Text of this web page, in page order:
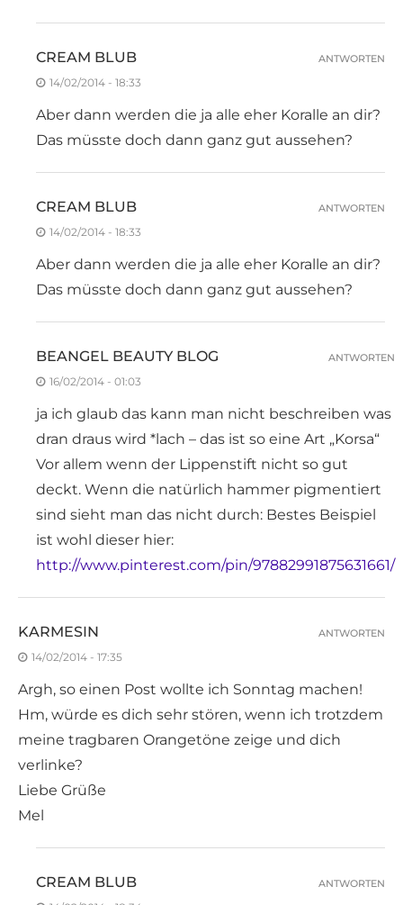
CREAM BLUB
14/02/2014 - 18:33
Aber dann werden die ja alle eher Koralle an dir?
Das müsste doch dann ganz gut aussehen?
ANTWORTEN
CREAM BLUB
14/02/2014 - 18:33
Aber dann werden die ja alle eher Koralle an dir?
Das müsste doch dann ganz gut aussehen?
ANTWORTEN
BEANGEL BEAUTY BLOG
16/02/2014 - 01:03
ja ich glaub das kann man nicht beschreiben was
dran draus wird *lach – das ist so eine Art „Korsa“
Vor allem wenn der Lippenstift nicht so gut
deckt. Wenn die natürlich hammer pigmentiert
sind sieht man das nicht durch: Bestes Beispiel
ist wohl dieser hier:
http://www.pinterest.com/pin/97882991875631661/
ANTWORTEN
KARMESIN
14/02/2014 - 17:35
Argh, so einen Post wollte ich Sonntag machen!
Hm, würde es dich sehr stören, wenn ich trotzdem
meine tragbaren Orangetöne zeige und dich
verlinke?
Liebe Grüße
Mel
ANTWORTEN
CREAM BLUB ANTWORTEN